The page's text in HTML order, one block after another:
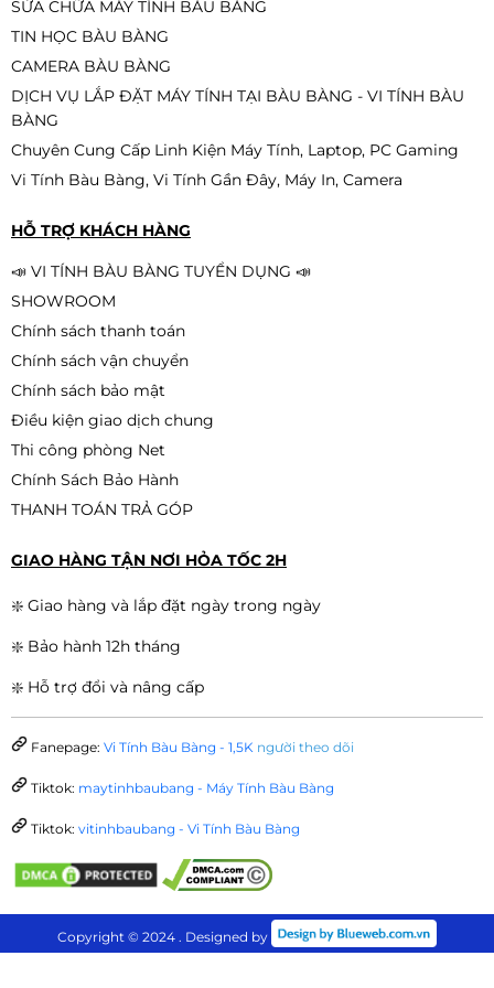
mắt với giá cả hợp lý.
Tại GEARVN mẫu bàn phím này được bán với giá
khoảng 600.000Đ khách hàng có thể cân nhắc khi
mua hàng hoặc chờ đợi các chiến lược Sale giảm giá
đặc biệt để sở hữu mẫu bàn phím cơ tuyệt hảo trên.
-18%
250.000đ
-14%
SỬA CHỮA MÁY TÍNH BÀU BÀNG
TIN HỌC BÀU BÀNG
CAMERA BÀU BÀNG
DỊCH VỤ LẮP ĐẶT MÁY TÍNH TẠI BÀU BÀNG - VI TÍNH BÀU
BÀNG
Chuyên Cung Cấp Linh Kiện Máy Tính, Laptop, PC Gaming
Vi Tính Bàu Bàng, Vi Tính Gần Đây, Máy In, Camera
HỖ TRỢ KHÁCH HÀNG
📣 VI TÍNH BÀU BÀNG TUYỂN DỤNG 📣
SHOWROOM
Chính sách thanh toán
Chính sách vận chuyển
Chính sách bảo mật
Điều kiện giao dịch chung
Thi công phòng Net
Chính Sách Bảo Hành
THANH TOÁN TRẢ GÓP
GIAO HÀNG TẬN NƠI HỎA TỐC 2H
❇️ Giao hàng và lắp đặt ngày trong ngày
❇️ Bảo hành 12h tháng
❇️ Hỗ trợ đổi và nâng cấp
Fanepage: Vi Tính Bàu Bàng - 1,5K người theo dõi
Tiktok: maytinhbaubang - Máy Tính Bàu Bàng
Tiktok: vitinhbaubang - Vi Tính Bàu Bàng
Copyright © 2024 . Designed by